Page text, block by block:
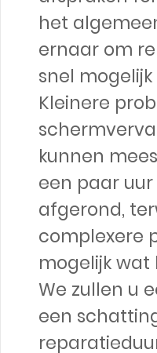
het
ernaar om
snel
Kleinere
kunnen
een paar
afgerond,
complexere
mogelijk wat
We zullen u
een